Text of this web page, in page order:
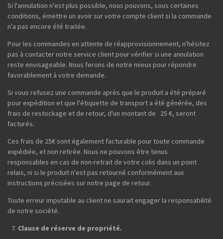
Si l'annulation n'est plus possible, nous pouvons, sous certaines
conditions, émettre un avoir sur votre compte client si la commande
n'a pas encore été traitée.
Pour les commandes en attente de réapprovisionnement, n'hésitez
pas à contacter notre service client pour vérifier si une annulation
reste envisageable. Nous ferons de notre mieux pour répondre
favorablement à votre demande.
Si vous refusez une commande après que le produit a été préparé
pour expédition et que l'étiquette de transport a été générée, des
frais de restockage et de retour, d'un montant de 25 €, seront
facturés.
Ces frais de 25€ sont également facturable pour toute commande
expédiée, et non retirée. Nous ne pouvons être tenus
responsables en cas de non-retrait de votre colis dans un point
relais, ni si le produit n'est pas retourné conformément aux
instructions précisées sur notre page de retour.
Toute erreur imputable au client ne saurait engager la responsabilité
de notre société.
Clause de réserve de propriété.